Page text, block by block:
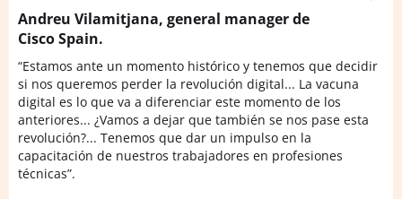
Andreu Vilamitjana, general manager de
Cisco Spain.
“Estamos ante un momento histórico y tenemos que decidir
si nos queremos perder la revolución digital... La vacuna
digital es lo que va a diferenciar este momento de los
anteriores... ¿Vamos a dejar que también se nos pase esta
revolución?... Tenemos que dar un impulso en la
capacitación de nuestros trabajadores en profesiones
técnicas”.